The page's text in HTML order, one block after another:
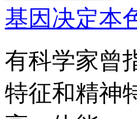
基因决定本
有科学家曾
特征和精神